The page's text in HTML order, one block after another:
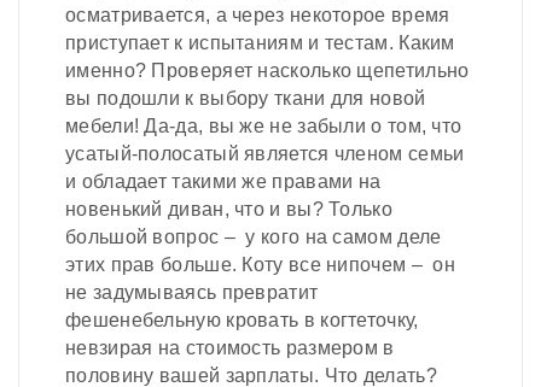
осматривается, а через некоторое время
приступает к испытаниям и тестам. Каким
именно? Проверяет насколько щепетильно
вы подошли к выбору ткани для новой
мебели! Да-да, вы же не забыли о том, что
усатый-полосатый является членом семьи
и обладает такими же правами на
новенький диван, что и вы? Только
большой вопрос – у кого на самом деле
этих прав больше. Коту все нипочем – он
не задумываясь превратит
фешенебельную кровать в когтеточку,
невзирая на стоимость размером в
половину вашей зарплаты. Что делать?